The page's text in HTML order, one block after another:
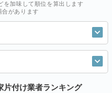
加味して順位を算出します
があります
片付け業者ランキング